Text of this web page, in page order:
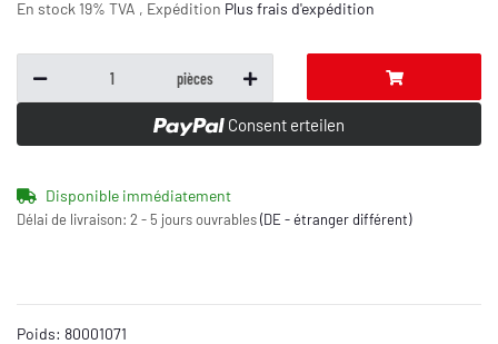
En stock 19% TVA , Expédition Plus frais d'expédition
pièces
Consent erteilen
Disponible immédiatement
Délai de livraison: 2 - 5 jours ouvrables(DE - étranger différent)
Poids: 80001071